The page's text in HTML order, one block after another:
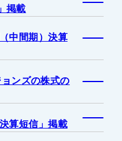
ー募集
掲載
中間期）決算
ンズの株式の
算短信」掲載